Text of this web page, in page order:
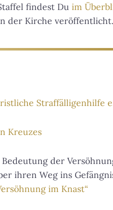
i
e
u
ä
u
r
e
findest Du im
der Kirche veröffentlicht.
Straffälligenhilfe
Kreuzes
der
ihren Weg ins
im Knast“